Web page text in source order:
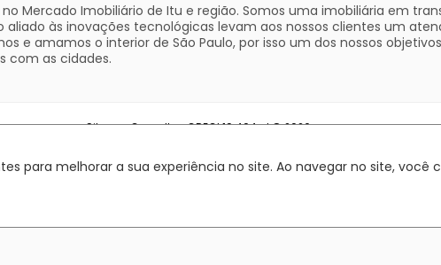
para melhorar a sua experiência no site. Ao navegar no site,
Mercado Imobiliário de Itu e região. Somos uma imobiliária em
aliado às inovações tecnológicas levam aos nossos clientes um
e amamos o interior de São Paulo, por isso um dos nossos
com as cidades.
Silvana Carvalho. CRECI 19.404-J © 2026